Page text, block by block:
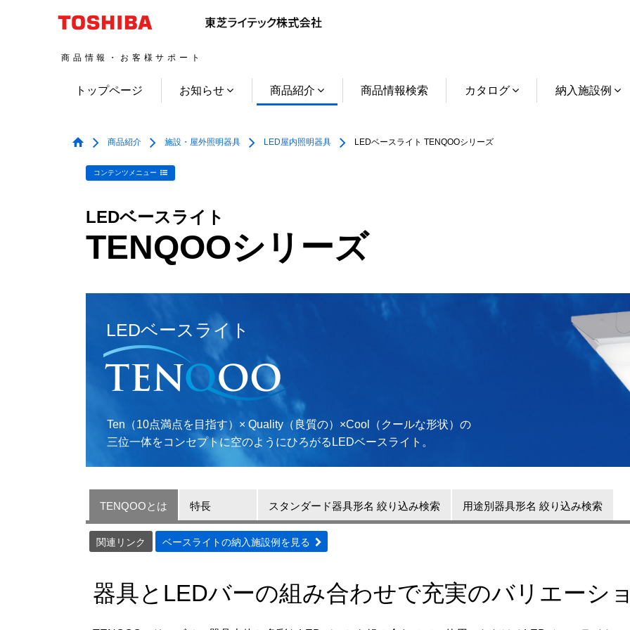
商品情報・お客様サポート
トップページ お知らせ 商品紹介 商品情報検索 カタログ 納入施設例
商品紹介 施設・屋外照明器具 LED屋内照明器具 LEDベースライト TENQOOシリーズ
コンテンツメニュー
LEDベースライト
TENQOOシリーズ
LEDベースライト
Ten（10点満点を目指す）× Quality（良質の）×Cool（クールな形状）の
三位一体をコンセプトに空のようにひろがる LEDベースライト。
TENQOOとは 特長 スタンダード器具形名 絞り込み検索 用途別器具形名 絞り込み検索
関連リンク ベースライトの納入施設例を見る
器具とLEDバーの組み合わせで充実のバリエーシ